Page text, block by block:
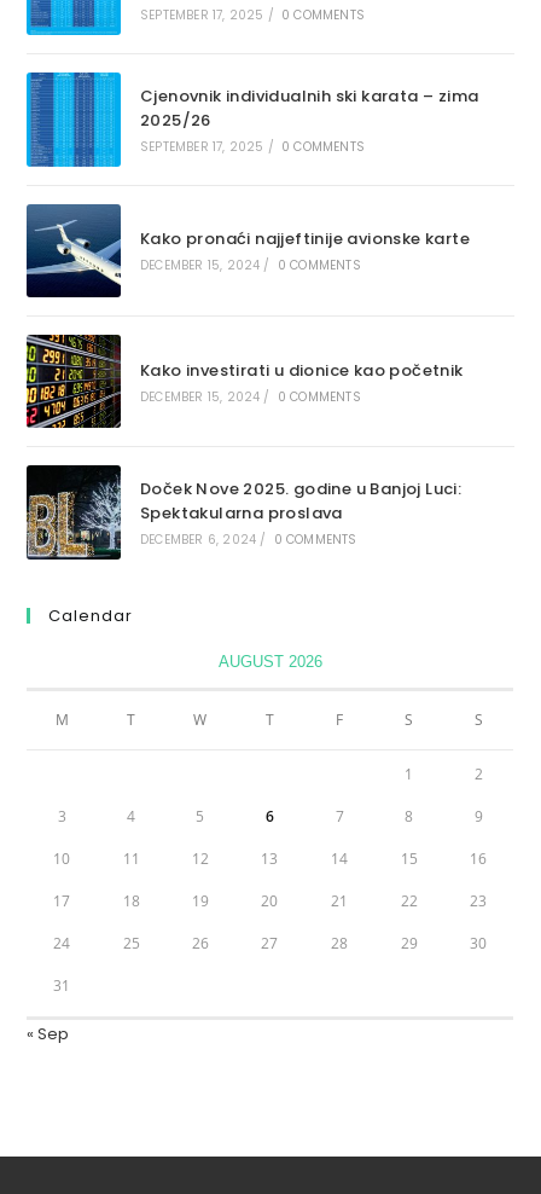
SEPTEMBER 17, 2025 / 0 COMMENTS
Cjenovnik individualnih ski karata – zima
2025/26
SEPTEMBER 17, 2025 / 0 COMMENTS
Kako pronaći najjeftinije avionske karte
DECEMBER 15, 2024 / 0 COMMENTS
Kako investirati u dionice kao početnik
DECEMBER 15, 2024 / 0 COMMENTS
Doček Nove 2025. godine u Banjoj Luci:
Spektakularna proslava
DECEMBER 6, 2024 / 0 COMMENTS
Calendar
AUGUST 2026
M T W T F S S
1 2
3 4 5 6 7 8 9
10 11 12 13 14 15 16
17 18 19 20 21 22 23
24 25 26 27 28 29 30
31
« Sep